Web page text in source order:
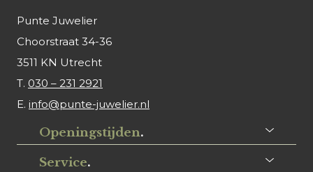
Punte Juwelier
Choorstraat 34-36
3511 KN Utrecht
T. 030 – 231 2921
E. info@punte-juwelier.nl
Openingstijden.
Service.